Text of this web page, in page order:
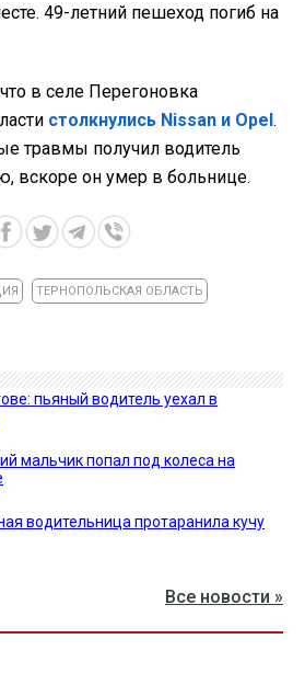
49-летний пешеход погиб на
в селе Перегоновка
столкнулись Nissan и Opel.
травмы получил водитель
вскоре он умер в больнице.
ТЕРНОПОЛЬСКАЯ ОБЛАСТЬ
пьяный водитель уехал в
мальчик попал под колеса на
водительница протаранила кучу
Все новости »